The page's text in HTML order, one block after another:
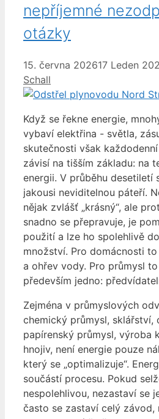
nepříjemné
otázky
15. června 202617 Leden
Schall
Když se řekne energie,
vybaví elektřina - světla,
skutečnosti však
závisí na tišším základu: na
energii. V průběhu desetiletí
jakousi neviditelnou páteří.
nějak zvlášť „krásný“, ale
snadno se přepravuje, je
použití a lze ho spolehlivě
množství. Pro domácnosti
a ohřev vody. Pro průmysl to
především jedno:
Zejména v průmyslových
chemický průmysl, sklářství,
papírenský průmysl, výroba
hnojiv, není energie pouze
který se „optimalizuje“.
součástí procesu. Pokud
nespolehlivou, nezastaví se
často se zastaví celý závod,